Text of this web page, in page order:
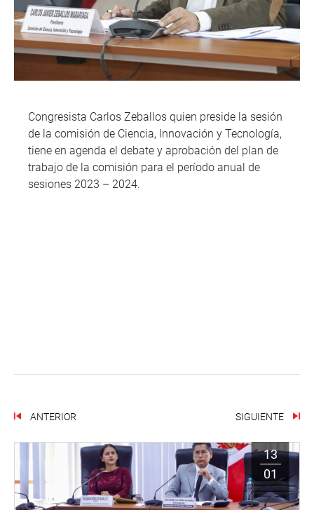
Congresista Carlos Zeballos quien preside la sesión
de la comisión de Ciencia, Innovación y Tecnología,
tiene en agenda el debate y aprobación del plan de
trabajo de la comisión para el período anual de
sesiones 2023 – 2024.
ANTERIOR SIGUIENTE
13
01